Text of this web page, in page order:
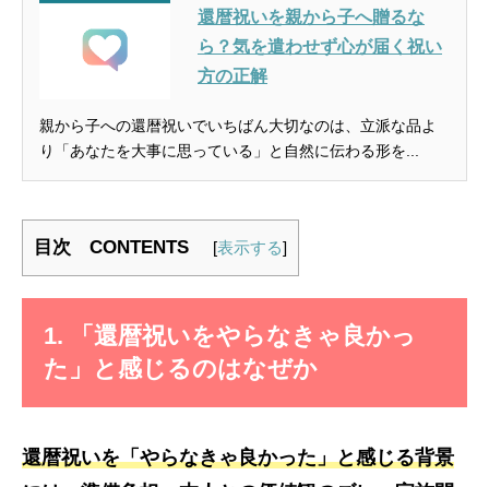
還暦祝いを親から子へ贈るな
ら？気を遣わせず心が届く祝い
方の正解
親から子への還暦祝いでいちばん大切なのは、立派な品よ
り「あなたを大事に思っている」と自然に伝わる形を...
目次 CONTENTS [表示する]
1. 「還暦祝いをやらなきゃ良かっ
た」と感じるのはなぜか
還暦祝いを「やらなきゃ良かった」と感じる背景